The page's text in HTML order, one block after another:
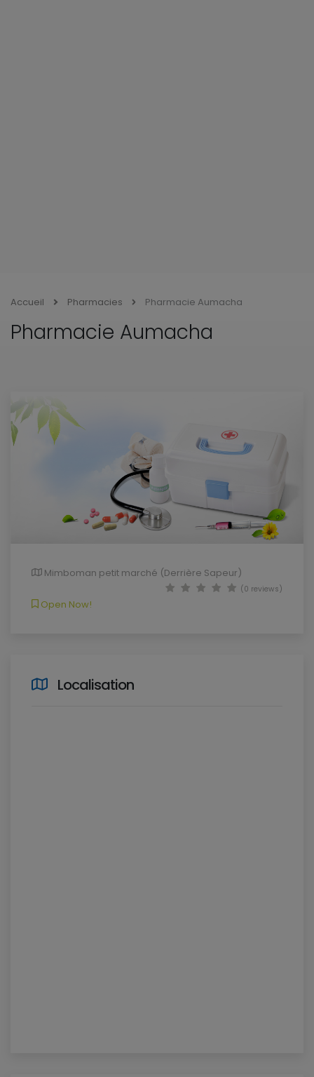
Accueil Pharmacies Pharmacie Aumacha
Pharmacie Aumacha
Mimboman petit marché (Derrière Sapeur)
(0 reviews)
Open Now!
Localisation